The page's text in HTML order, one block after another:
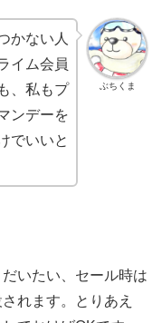
ぶちくま
かない人
イム会員
、私もプ
ンデーを
でいいと
いたい、セール時は
れます。とりあえ